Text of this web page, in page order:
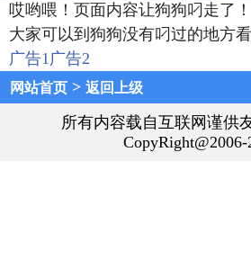
哎哟喂！页面内容让狗狗叼走了！
大家可以到狗狗没有叼过的地方看
广告1广告2
网站首页 > 返回上级
所有内容载自互联网谨供
CopyRight@2006-